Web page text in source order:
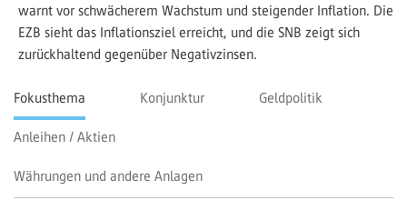
warnt vor schwächerem Wachstum und steigender Inflation. Die
EZB sieht das Inflationsziel erreicht, und die SNB zeigt sich
zurückhaltend gegenüber Negativzinsen.
Fokusthema Konjunktur Geldpolitik
Anleihen / Aktien
Währungen und andere Anlagen